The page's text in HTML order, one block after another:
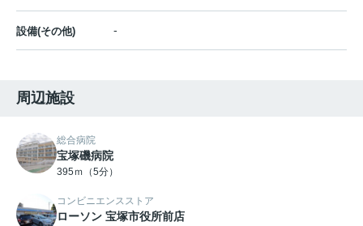
設備(その他) -
周辺施設
総合病院
宝塚磯病院
395ｍ（5分）
コンビニエンスストア
ローソン 宝塚市役所前店